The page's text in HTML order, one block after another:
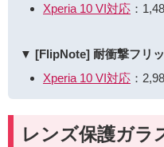
Xperia 10 VI対応 ：
▼ [FlipNote] 耐衝撃フリ
Xperia 10 VI対応 ：
レンズ保護ガラ